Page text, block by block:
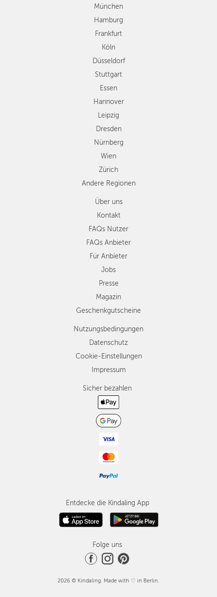
HANNOVER
DRESDEN
NÜRNBERG
ZÜRICH
Stuttgart
Essen
Dresden
Nürnberg
Wien
Zürich
Andere
Regionen
München
Hamburg
Frankfurt
Köln
Düsseldorf
Stuttgart
Essen
Hannover
Leipzig
Dresden
Nürnberg
Wien
Zürich
Andere Regionen
Über uns
Kontakt
FAQs Nutzer
FAQs Anbieter
Für Anbieter
Jobs
Presse
Magazin
Geschenkgutscheine
Nutzungsbedingungen
Datenschutz
Cookie-Einstellungen
Impressum
Sicher bezahlen
Entdecke die Kindaling App
Folge uns
2026 © Kindaling. Made with ♡ in Berlin.